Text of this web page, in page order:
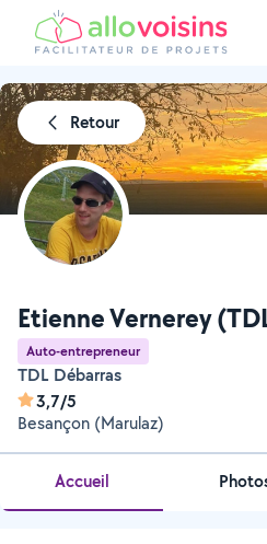
Retour
Etienne Vernerey
Auto-entrepreneur
TDL Débarras
3,7/5
Besançon (Marulaz)
Accueil